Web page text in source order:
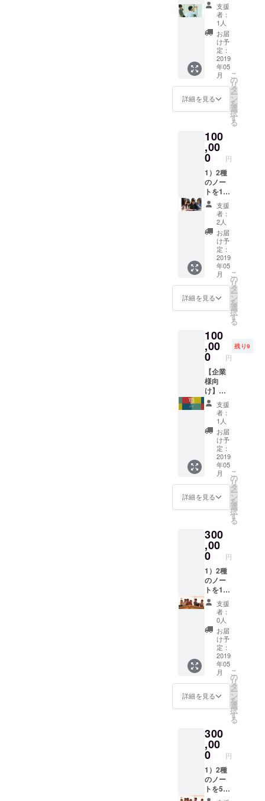
さい。
プ参加
チケッ
ト（1回
2組分）
をお送
りいた
しま
す。
（親子
ワーク
ショッ
親子と
ご参加
いただ
けま
す）
※2019
年5月～
2020年
2月まで
にお住
まいの
地域付
近で開
催する
ワーク
ショッ
プでご
利用い
所・日
時詳細
はクラ
ウド
ファン
ディン
グ終了
後に、
確定の
うえご
案内い
たしま
す。
送りい
たしま
す。
WiSE
KiDS
LaB
キッズ
手書き
のお礼
メッ
セージ
りいた
しま
す。
3）親子
ワーク
ショッ
プ参加
チケッ
ト（1回
2組分）
をお送
りいた
しま
す。
（2回ご
参加ま
たはお
友達親
子とご
参加い
ます）
4）
facebo
ok・
ホーム
ページ
にてご
希望者
様のお
名前・
会社名
を紹介
させて
いただ
きま
す。
※2019
年5月～
2020年
2月まで
まいの
地域付
近で開
催する
ワーク
ショッ
プでご
利用い
ただけ
ます。
開催場
所・日
時詳細
はクラ
ウド
ファン
ディン
グ終了
後に、
確定の
案内い
たしま
す。 ※
ご支援
時、必
ず備考
欄にご
希望の
支援
者：
1人
お届
け予
定：
2019
年05
月
詳細を見る
こ
の
リ
タ
ー
ン
を
選
択
す
る
100
,00
0 円
1）2種
のノー
トを10
冊ずつ
お送り
いたし
ます。
「ノー
トを
使った
【考え
る楽し
さ】を
育む親
子ワー
ショッ
プ」を
主催す
る権利
（1回）
を付与
いたし
ます ※
交通
費・滞
在費は
弊社に
て負担
いたし
ます。
※ワーク
ショッ
プ開催
スケ
ジュー
後日相
談のう
え確定
いたし
ます。
（2019
年5月～
2020年
2月まで
に開
催）
支援
者：
2人
お届
け予
定：
2019
年05
月
詳細を見る
こ
の
リ
タ
ー
ン
を
選
択
す
る
100
,00
0 円
残り9
【企業
様向
け】
1）2種
のノー
トを10
冊ずつ
お送り
いたし
ます。
WiSE
KiDS
LaB
キッズ
手書き
メッ
セージ
をお送
りいた
しま
す。
3）ホー
ムペー
ジの協
賛企業
ご紹介
ページ
にご希
望者様
のお名
前・会
社名・
ロゴを
掲載さ
せてい
ます。
※ご支援
時、必
ず備考
欄にご
希望の
お名前
をご記
支援
者：
1人
お届
け予
定：
2019
年05
月
詳細を見る
こ
の
リ
タ
ー
ン
を
選
択
す
る
300
,00
0 円
1）2種
のノー
トを10
冊ずつ
お送り
いたし
ます。
「ノー
トを
使った
【考え
る楽し
さ】を
育む親
子ワー
ショッ
プ」を
主催す
る権利
（1回）
を付与
いたし
ます。
支援
者：
0人
お届
け予
定：
2019
年05
月
詳細を見る
こ
の
リ
タ
ー
ン
を
選
択
す
る
300
,00
0 円
1）2種
のノー
トを50
冊ずつ